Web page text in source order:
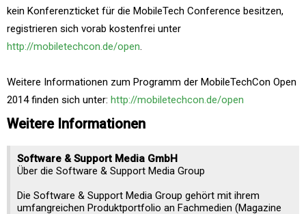
kein Konferenzticket für die MobileTech Conference besitzen,
registrieren sich vorab kostenfrei unter
http://mobiletechcon.de/open.
Weitere Informationen zum Programm der MobileTechCon Open
2014 finden sich unter: http://mobiletechcon.de/open
Weitere Informationen
Software & Support Media GmbH
Über die Software & Support Media Group
Die Software & Support Media Group gehört mit ihrem
umfangreichen Produktportfolio an Fachmedien (Magazine